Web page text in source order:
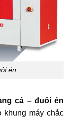
én
cá – đuôi én
máy chắc